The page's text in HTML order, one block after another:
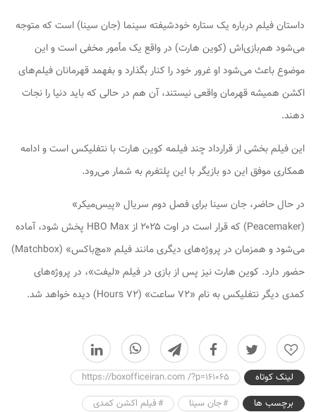
داستان فیلم درباره یک ستاره خودشیفته سینما (جان سینا) است که متوجه
می‌شود هم‌بازی‌اش (کوین هارت) در واقع یک مأمور مخفی است و این
موضوع باعث می‌شود او غرور خود را کنار بگذارد و بفهمد قهرمانان فیلم‌های
اکشن همیشه قهرمان واقعی نیستند، آن هم در حالی که باید دنیا را نجات
دهند.
این فیلم بخشی از قرارداد چند فیلمه کوین هارت با نتفلیکس است و ادامه
همکاری موفق این دو بازیگر با این پلتفرم به شمار می‌رود.
در حال حاضر، جان سینا برای فصل دوم سریال «پیس‌میکر»
(Peacemaker) که قرار است در اوت ۲۰۲۵ از HBO Max پخش شود، آماده
می‌شود و همزمان در پروژه‌های دیگری مانند فیلم «مچ‌باکس» (Matchbox)
حضور دارد. کوین هارت نیز پس از بازی در فیلم «لیفت»، در پروژه‌های
کمدی دیگر نتفلیکس به نام «۷۲ ساعت» (۷۲ Hours) دیده خواهد شد.
0
لینک کوتاه
https://boxofficeiran.com /?p=161065
برچسب ها
جان سینا
فیلم اکشن کمدی